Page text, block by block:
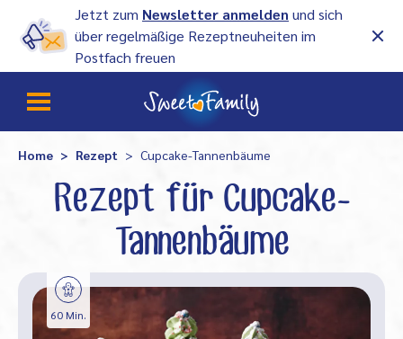
Jetzt zum Newsletter anmelden und sich
über regelmäßige Rezeptneuheiten im
Postfach freuen
Home Rezept Cupcake-Tannenbäume
Rezept für Cupcake-
Tannenbäume
60 Min.